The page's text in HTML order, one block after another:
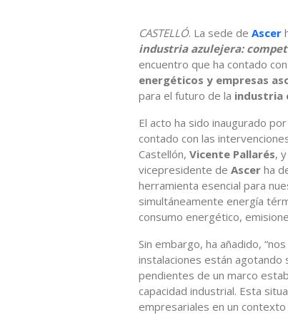
CASTELLÓ. La sede de Ascer
industria azulejera:
encuentro que ha contado
energéticos y empresas
para el futuro de la industria
El acto ha sido inaugurado
contado con las
Castellón, Vicente Pallarés,
vicepresidente de Ascer ha
herramienta esencial para
simultáneamente energía
consumo energético,
Sin embargo, ha añadido,
instalaciones están
pendientes de un marco
capacidad industrial. Esta
empresariales en un